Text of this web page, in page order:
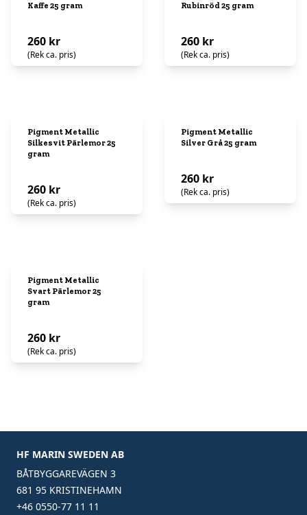
Kaffe 25 gram
260 kr
(Rek ca. pris)
Rubinröd 25 gram
260 kr
(Rek ca. pris)
Pigment Metallic
Silkesvit Pärlemor 25
gram
260 kr
(Rek ca. pris)
Pigment Metallic
Silver Grå 25 gram
260 kr
(Rek ca. pris)
Pigment Metallic
Svart Pärlemor 25
gram
260 kr
(Rek ca. pris)
HF MARIN SWEDEN AB
BÅTBYGGAREVÄGEN 3
681 95 KRISTINEHAMN
+46 0550-77 11 11